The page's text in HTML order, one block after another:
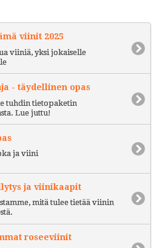
viinit 2025
viiniä, yksi jokaiselle
- täydellinen opas
tuhdin tietopaketin
Lue juttu!
ja viini
ja viinikaapit
mitä tulee tietää viinin
roseeviinit